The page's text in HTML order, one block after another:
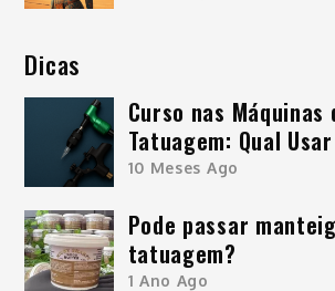
Dicas
Curso nas Máquinas
Tatuagem: Qual
10 Meses Ago
Pode passar
tatuagem?
1 Ano Ago